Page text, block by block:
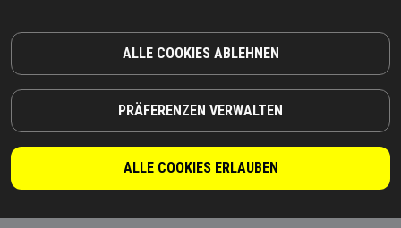
ALLE COOKIES ABLEHNEN
PRÄFERENZEN VERWALTEN
ALLE COOKIES ERLAUBEN
RIDEX
Getriebeöle
Starterbatterien
FROSTSCHUTZMITTEL
Für Anbieter
Wo Sie kaufen können
API-Integration
Kooperation mit RIDEX